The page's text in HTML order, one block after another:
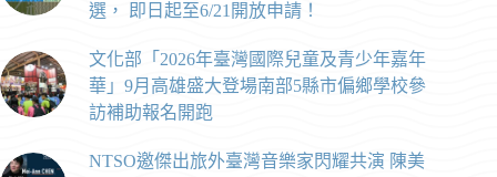
選， 即日起至6/21開放申請！
文化部「2026年臺灣國際兒童及青少年嘉年
華」9月高雄盛大登場南部5縣市偏鄉學校參
訪補助報名開跑
NTSO邀傑出旅外臺灣音樂家閃耀共演 陳美